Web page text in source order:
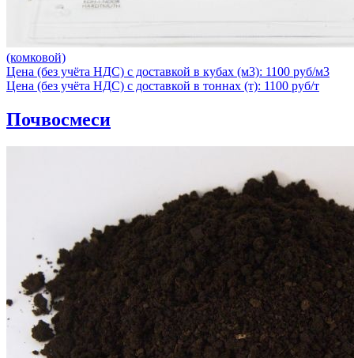
(комковой)
Цена (без учёта НДС) с доставкой в кубах (м3): 1100 руб/м3
Цена (без учёта НДС) с доставкой в тоннах (т): 1100 руб/т
Почвосмеси